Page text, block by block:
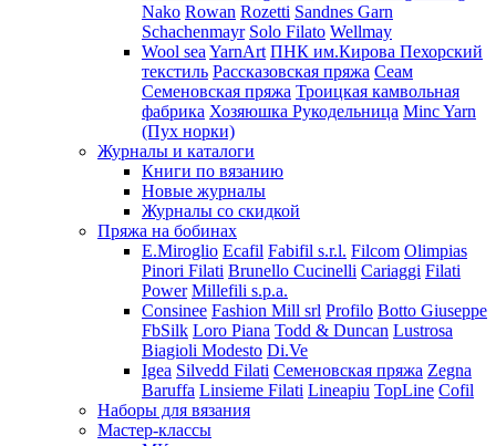
Nako Rowan Rozetti Sandnes Garn
Schachenmayr Solo Filato Wellmay
Wool sea YarnArt ПНК им.Кирова Пехорский
текстиль Рассказовская пряжа Сеам
Семеновская пряжа Троицкая камвольная
фабрика Хозяюшка Рукодельница Minc Yarn
(Пух норки)
Журналы и каталоги
Книги по вязанию
Новые журналы
Журналы со скидкой
Пряжа на бобинах
E.Miroglio Ecafil Fabifil s.r.l. Filcom Olimpias
Pinori Filati Brunello Cucinelli Cariaggi Filati
Power Millefili s.p.a.
Consinee Fashion Mill srl Profilo Botto Giuseppe
FbSilk Loro Piana Todd & Duncan Lustrosa
Biagioli Modesto Di.Ve
Igea Silvedd Filati Семеновская пряжа Zegna
Baruffa Linsieme Filati Lineapiu TopLine Cofil
Наборы для вязания
Мастер-классы